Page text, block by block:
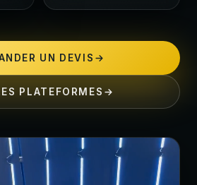
UN DEVIS
PLATEFORMES